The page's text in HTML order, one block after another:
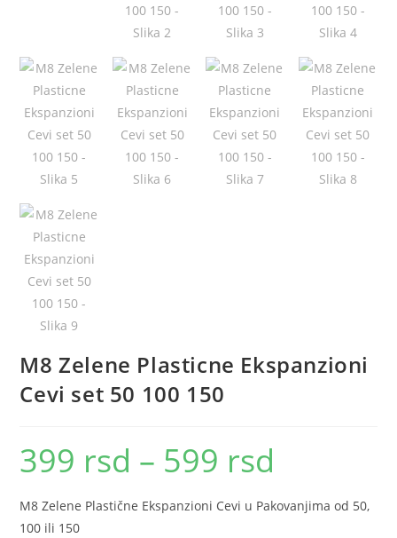
M8 Zelene Plasticne Ekspanzioni
Cevi set 50 100 150
399 rsd – 599 rsd
do
599 rsd
M8 Zelene Plastične Ekspanzioni Cevi u Pakovanjima od 50,
100 ili 150